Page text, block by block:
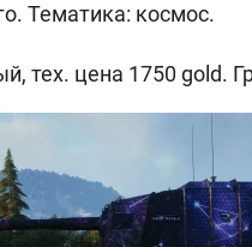
Тематика: космос.
тех. цена 1750 gold.